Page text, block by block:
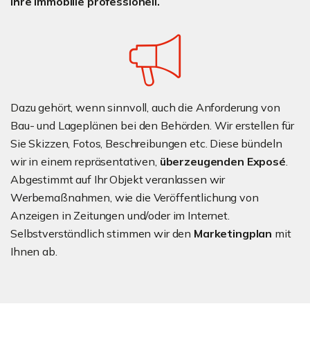
Dazu gehört, wenn sinnvoll, auch die Anforderung von
Bau- und Lageplänen bei den Behörden. Wir erstellen für
Sie Skizzen, Fotos, Beschreibungen etc. Diese bündeln
wir in einem repräsentativen, überzeugenden Exposé.
Abgestimmt auf Ihr Objekt veranlassen wir
Werbemaßnahmen, wie die Veröffentlichung von
Anzeigen in Zeitungen und/oder im Internet.
Selbstverständlich stimmen wir den Marketingplan mit
Ihnen ab.